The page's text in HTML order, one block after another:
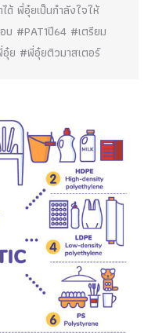
ด้ พี่อุ๋ยเป็นกำลังใจให้
#PAT1ปี64 #เตรียม
ย #พี่อุ๋ยติวมาสเตอร์